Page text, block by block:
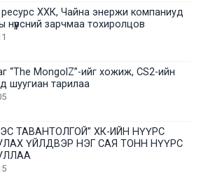
ХХК, Чайна энержи компаниуд
нүүрсний зарчмаа тохиролцов
“The MongolZ”-ийг хожиж, CS2-ийн
шуугиан тарилаа
ТАВАНТОЛГОЙ” ХК-ИЙН НҮҮРС
ҮЙЛДВЭР НЭГ САЯ ТОНН НҮҮРС